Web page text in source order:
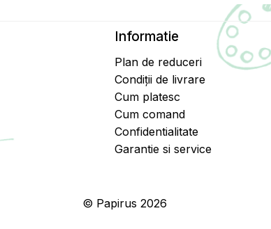
Informatie
Plan de reduceri
Condiții de livrare
Cum platesc
Cum comand
Confidentialitate
Garantie si service
© Papirus 2026